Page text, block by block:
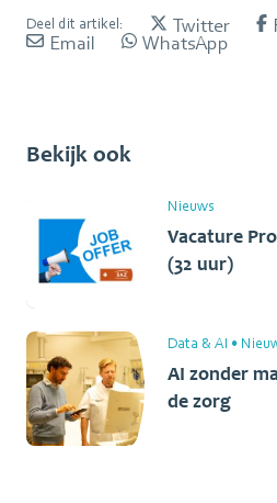
Deel dit artikel: Twitter
Email WhatsApp
Bekijk ook
Nieuws
Vacature
(32 uur)
Data & AI •
AI zonder
de zorg